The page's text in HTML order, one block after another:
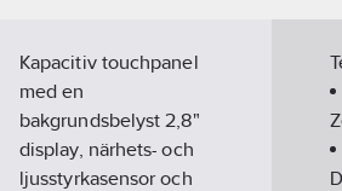
Kapacitiv touchpanel
med en
bakgrundsbelyst 2,8"
display, närhets- och
ljusstyrkasensor och